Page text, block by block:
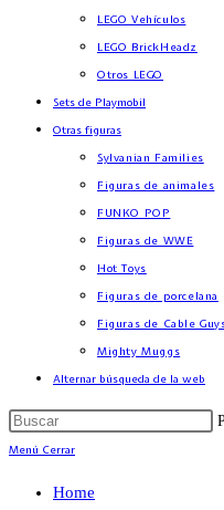
LEGO Vehículos
LEGO BrickHeadz
Otros LEGO
Sets de Playmobil
Otras figuras
Sylvanian Families
Figuras de animales
FUNKO POP
Figuras de WWE
Hot Toys
Figuras de porcelana
Figuras de Cable
Mighty Muggs
Alternar búsqueda de la web
Menú Cerrar
Home